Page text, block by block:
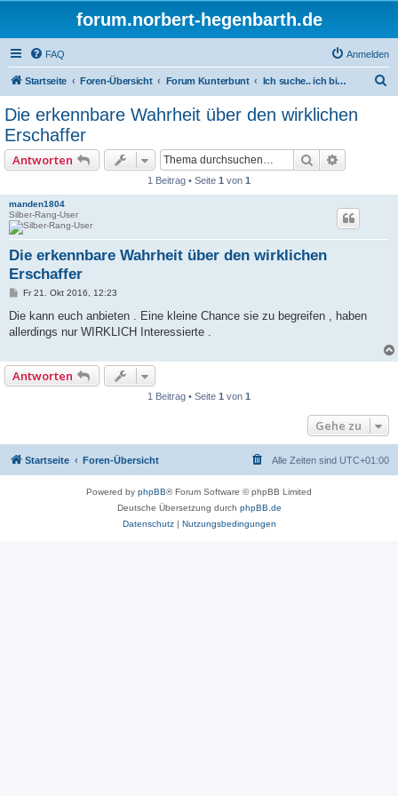
forum.norbert-hegenbarth.de
FAQ Anmelden
Startseite Foren-Übersicht Forum Kunterbunt Ich suche.. ich biete an
Die erkennbare Wahrheit über den wirklichen
Erschaffer
Antworten Suche
1 Beitrag • Seite 1 von 1
manden1804
Silber-Rang-User
Die erkennbare Wahrheit über den wirklichen
Erschaffer
B
i
r
Fr 21. Okt 2016, 12:23
Die kann euch anbieten . Eine kleine Chance sie zu begreifen , haben
allerdings nur WIRKLICH Interessierte .
Antworten
1 Beitrag • Seite 1 von 1
Gehe zu
Startseite Foren-Übersicht Alle Zeiten sind UTC+01:00
Powered by phpBB® Forum Software © phpBB Limited
Deutsche Übersetzung durch phpBB.de
Datenschutz| Nutzungsbedingungen